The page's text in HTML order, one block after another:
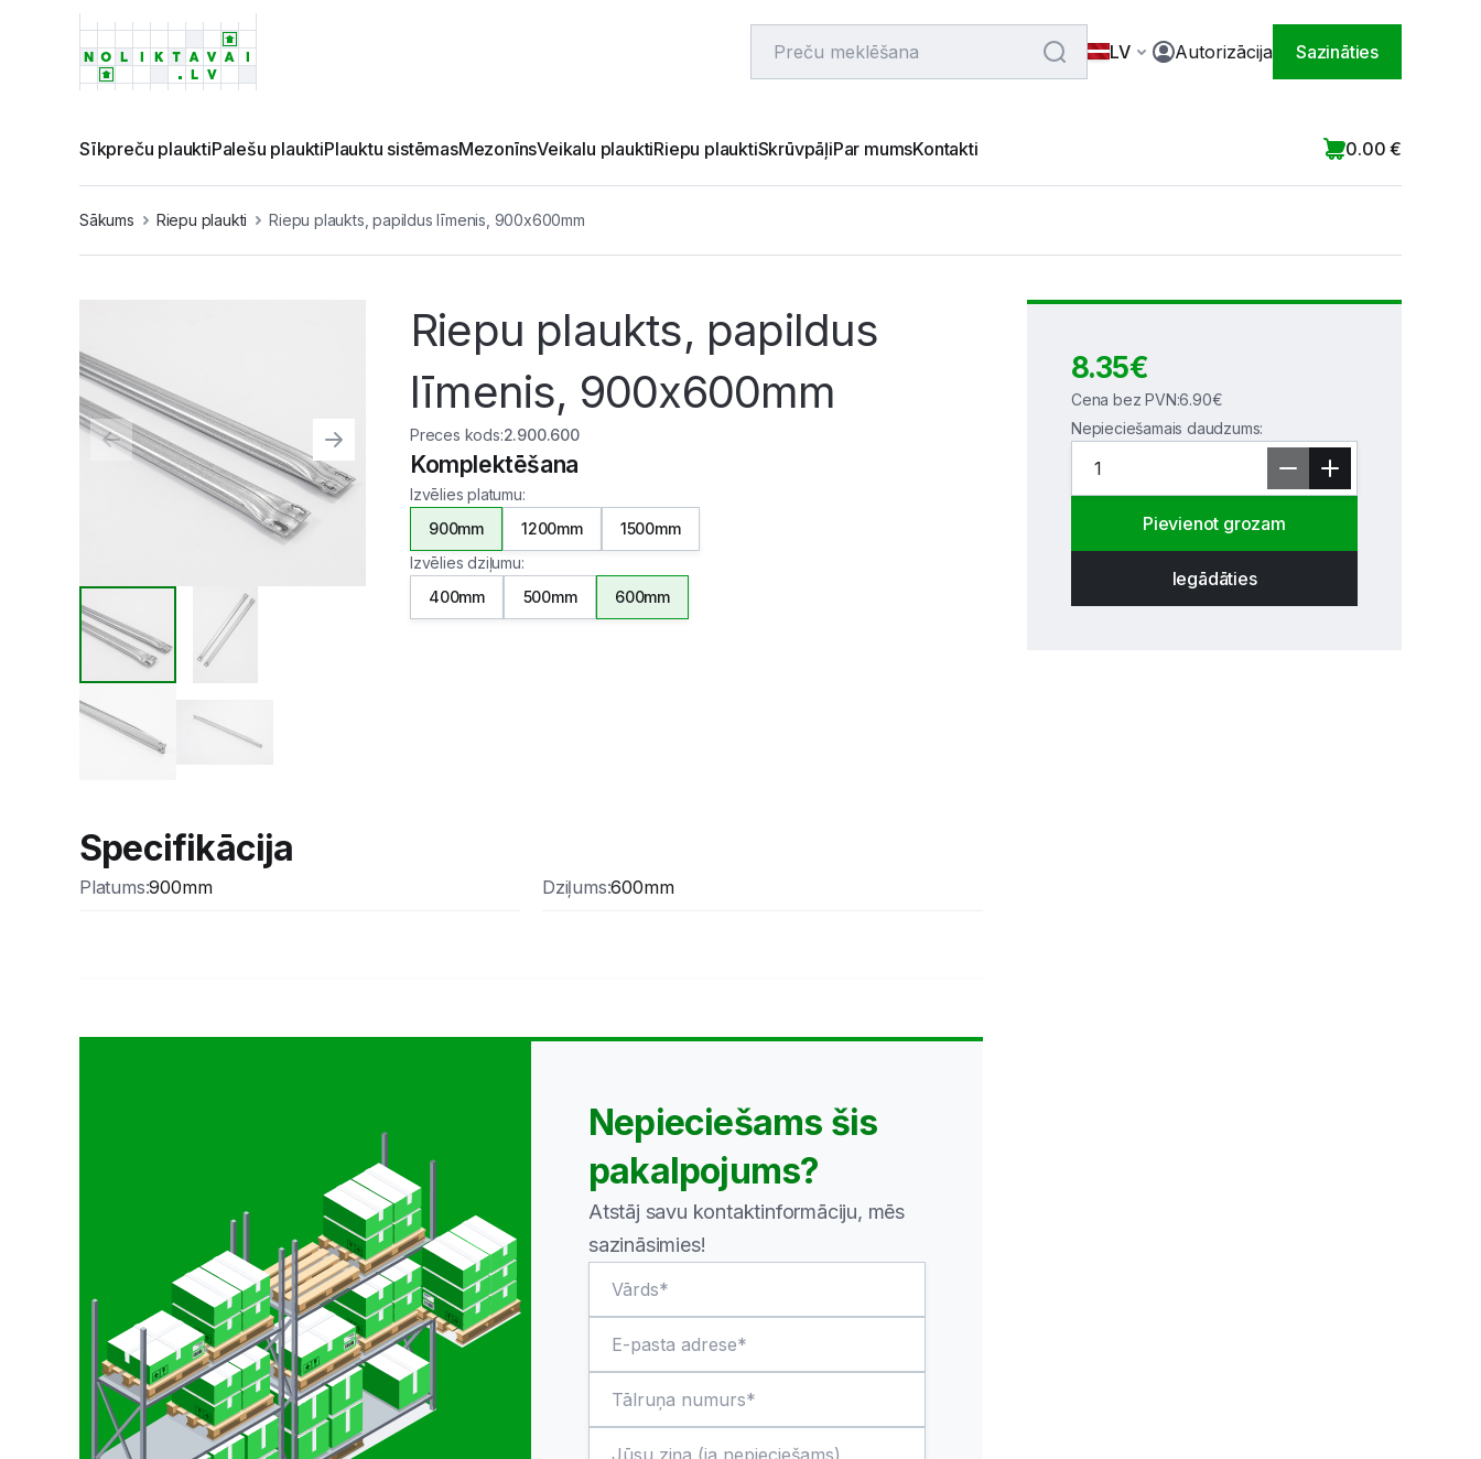
LV Autorizācija Sazināties
Sīkpreču plauktiPalešu plauktiPlauktu sistēmasMezonīnsVeikalu plauktiRiepu plauktiSkrūvpāļiPar mumsKontakti 0.00 €
Sākums Riepu plaukti Riepu plaukts, papildus līmenis, 900x600mm
Riepu plaukts, papildus
līmenis, 900x600mm
Preces kods:2.900.600
Komplektēšana
Izvēlies platumu:
900mm
1200mm
1500mm
Izvēlies dziļumu:
400mm
500mm 600mm
Specifikācija
Platums:900mm Dziļums:600mm
Nepieciešams šis
pakalpojums?
Atstāj savu kontaktinformāciju, mēs
sazināsimies!
8.35€
Cena bez PVN:6.90€
Nepieciešamais daudzums:
Pievienot grozam
Iegādāties